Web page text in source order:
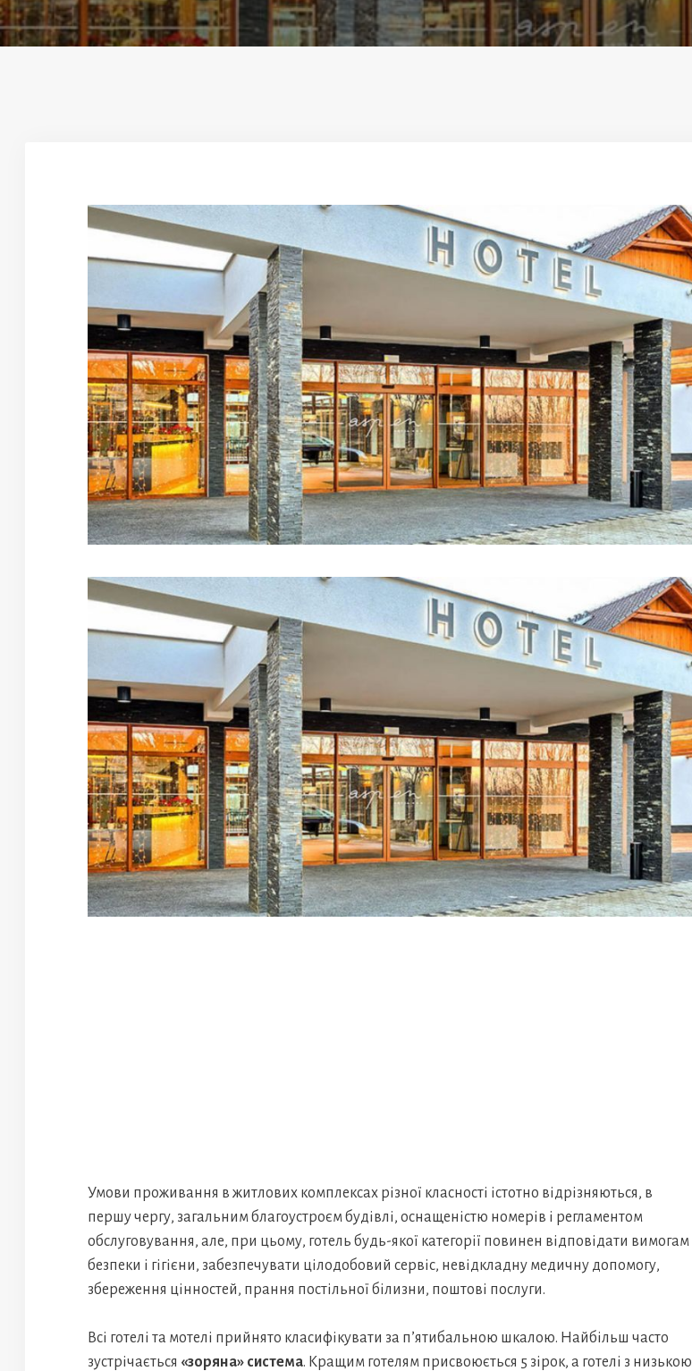
Умови проживання в житлових комплексах різної класності істотно відрізняються, в
першу чергу, загальним благоустроєм будівлі, оснащеністю номерів і регламентом
обслуговування, але, при цьому, готель будь-якої категорії повинен відповідати вимогам
безпеки і гігієни, забезпечувати цілодобовий сервіс, невідкладну медичну допомогу,
збереження цінностей, прання постільної білизни, поштові послуги.
Всі готелі та мотелі прийнято класифікувати за п’ятибальною шкалою. Найбільш часто
зустрічається «зоряна» система. Кращим готелям присвоюється 5 зірок, а готелі з низькою